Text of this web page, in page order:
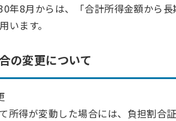
年8月からは、「合計所得金額から
います。
の変更について
所得が変動した場合には、負担割合